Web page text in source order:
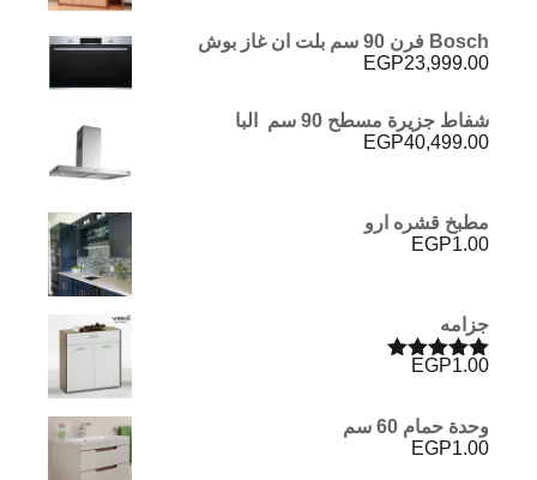
Bosch فرن 90 سم بلت ان غاز بوش
EGP23,999.00
شفاط جزيرة مسطح 90 سم البا
EGP40,499.00
مطبخ قشره ارو
EGP1.00
جزامه
تم التقييم
EGP1.00
وحدة حمام 60 سم
EGP1.00